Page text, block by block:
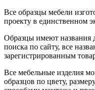
Все образцы мебели
проекту в единственном
Образцы имеют названия
поиска по сайту, все
зарегистрированным
Все мебельные изделия
образцов по цвету,